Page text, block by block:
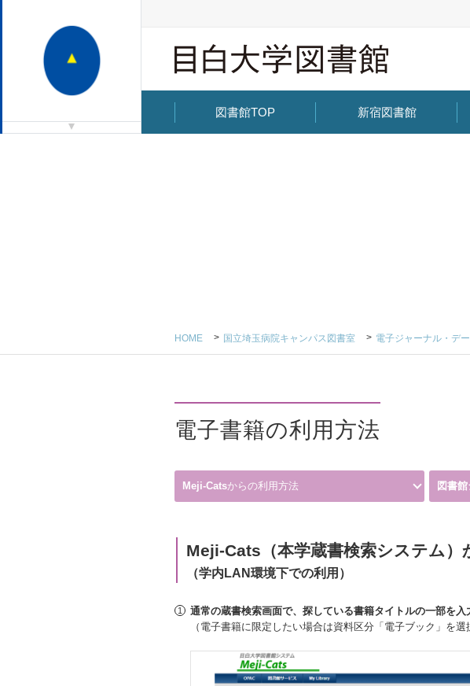
図書館TOP 新宿図書館
HOME 国立埼玉病院キャンパス図書室 電子ジャーナル・デー
電子書籍の利用方法
Meji-Catsからの利用方法 図書
Meji-Cats（本学蔵書検索システム）
（学内LAN環境下での利用）
通常の蔵書検索画面で、探している書籍タイトルの一部を入
（電子書籍に限定したい場合は資料区分「電子ブック」を選